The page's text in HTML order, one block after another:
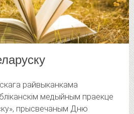
райвыканкама
медыйным праекце
прысвечаным Дню